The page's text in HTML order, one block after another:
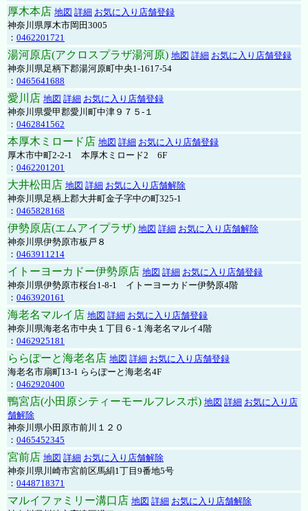
厚木本店 地図 詳細 お気に入り店舗登録
神奈川県厚木市岡田3005
： 0462201721
湯河原店(アクロスプラザ湯河原) 地図 詳細 お気に入り店舗登録
神奈川県足柄下郡湯河原町中央1-1617-54
： 0465641688
愛川店 地図 詳細 お気に入り店舗登録
神奈川県愛甲郡愛川町中津９７５-１
： 0462841562
本厚木ミロード店 地図 詳細 お気に入り店舗登録
厚木市中町2-2-1 本厚木ミロード2 6F
： 0462201201
大井松田店 地図 詳細 お気に入り店舗解除
神奈川県足柄上郡大井町金子字中の町325-1
： 0465828168
伊勢原店(エムアイプラザ) 地図 詳細 お気に入り店舗解除
神奈川県伊勢原市板戸８
： 0463911214
イトーヨーカドー伊勢原店 地図 詳細 お気に入り店舗登録
神奈川県伊勢原市桜台1-8-1 イトーヨーカドー伊勢原4階
： 0463920161
海老名マルイ店 地図 詳細 お気に入り店舗登録
神奈川県海老名市中央１丁目６-１海老名マルイ4階
： 0462925181
ららぽーと海老名店 地図 詳細 お気に入り店舗登録
海老名市扇町13-1 ららぽーと海老名4F
： 0462920400
鴨宮店(小田原シティーモールフレスポ) 地図 詳細 お気に入り店
舗解除
神奈川県小田原市前川１２０
： 0465452345
宮前店 地図 詳細 お気に入り店舗解除
神奈川県川崎市宮前区馬絹1丁目9番地5号
： 0448718371
マルイファミリー溝口店 地図 詳細 お気に入り店舗解除